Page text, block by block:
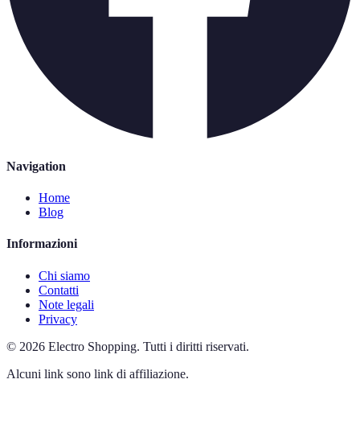
Navigation
Home
Blog
Informazioni
Chi siamo
Contatti
Note legali
Privacy
© 2026 Electro Shopping. Tutti i diritti riservati.
Alcuni link sono link di affiliazione.